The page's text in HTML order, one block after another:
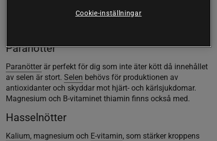
. Dessutom innehåller de hela 20% protein och en
stor del av det nyttiga enkelomättade fettet. Högt
Paranötter
Paranötter är perfekt för dig som inte äter kött då innehållet
av selen är stort. Selen behövs för produktionen av
antioxidanter och skyddar mot hjärt- och kärlsjukdomar.
Magnesium och B-vitaminet thiamin finns också med.
Hasselnötter
Kalium, magnesium och E-vitamin, som stärker kroppens
Cookie-inställningar